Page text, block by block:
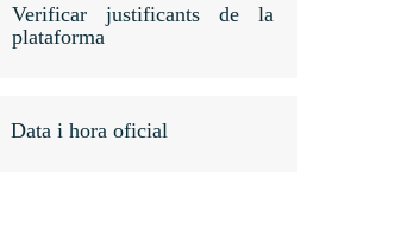
Verificar justificants de la
plataforma
Data i hora oficial